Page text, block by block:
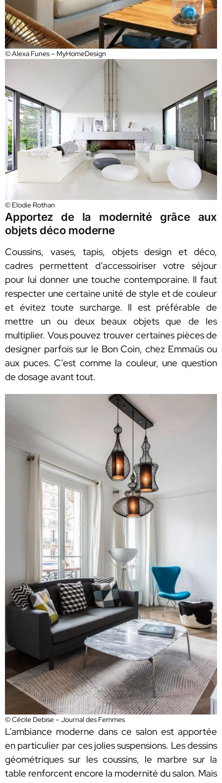
© Alexa Funes – MyHomeDesign
© Elodie Rothan
Apportez de la modernité grâce aux
objets déco moderne
Coussins, vases, tapis, objets design et déco,
cadres permettent d’accessoiriser votre séjour
pour lui donner une touche contemporaine. Il faut
respecter une certaine unité de style et de couleur
et évitez toute surcharge. Il est préférable de
mettre un ou deux beaux objets que de les
multiplier. Vous pouvez trouver certaines pièces de
designer parfois sur le Bon Coin, chez Emmaüs ou
aux puces. C’est comme la couleur, une question
de dosage avant tout.
© Cécile Debise – Journal des Femmes
L’ambiance moderne dans ce salon est apportée
en particulier par ces jolies suspensions. Les dessins
géométriques sur les coussins, le marbre sur la
table renforcent encore la modernité du salon. Mais